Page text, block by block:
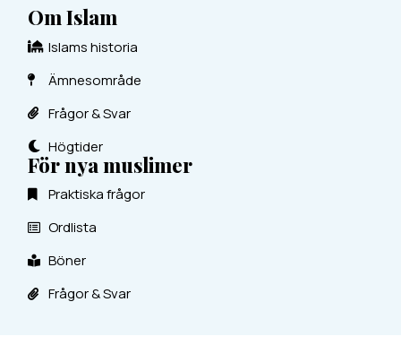
Om Islam
Islams historia
Ämnesområde
Frågor & Svar
Högtider
För nya muslimer
Praktiska frågor
Ordlista
Böner
Frågor & Svar